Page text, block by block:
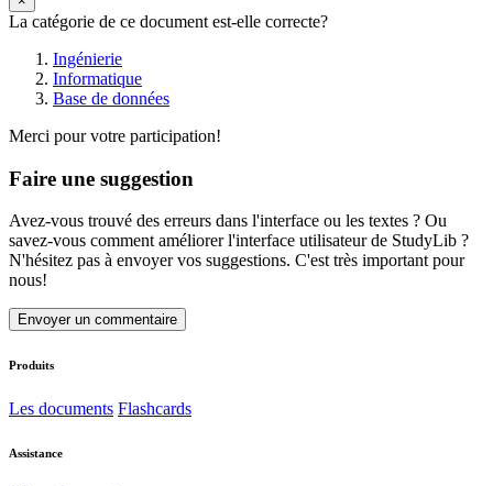
La catégorie de ce document est-elle correcte?
Ingénierie
Informatique
Base de données
Merci pour votre participation!
Faire une suggestion
Avez-vous trouvé des erreurs dans l'interface ou les textes ? Ou
savez-vous comment améliorer l'interface utilisateur de StudyLib ?
N'hésitez pas à envoyer vos suggestions. C'est très important pour
nous!
Envoyer un commentaire
Produits
Les documents Flashcards
Assistance